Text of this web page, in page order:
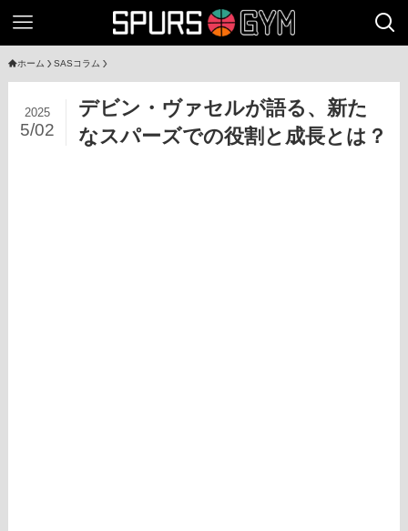
ホーム SASコラム
デビン・ヴァセルが語る、新た
なスパーズでの役割と成長とは？
2025
5/02